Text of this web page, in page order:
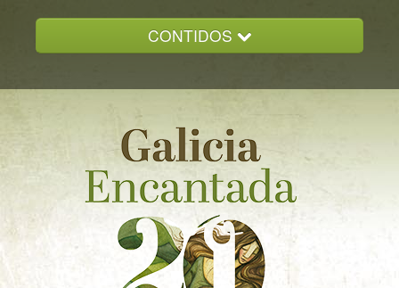
CONTIDOS
GALICIA ENCANTADA
DOCUMENTACION
NOVAS
CONTACTO